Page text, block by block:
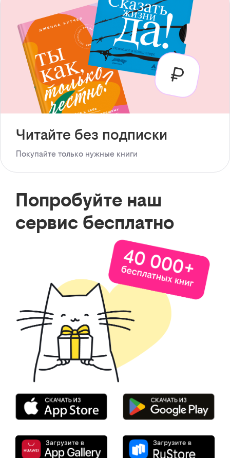
Читайте без подписки
Покупайте только нужные книги
Попробуйте наш
сервис бесплатно